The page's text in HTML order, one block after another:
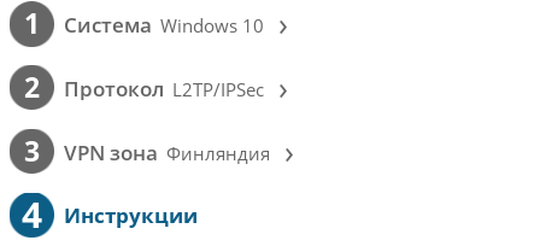
1 Cистема Windows 10 ›
2 Протокол L2TP/IPSec ›
3 VPN зона Финляндия ›
4 Инструкции